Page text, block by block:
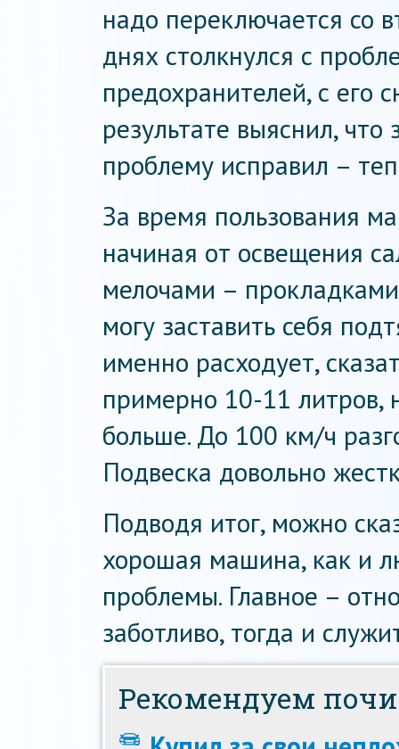
надо переключается со
днях столкнулся с
предохранителей, с его
результате выяснил,
проблему исправил –
За время пользования
начиная от освещения
мелочами –
могу заставить себя
именно расходует,
примерно 10-11 литров,
больше. До 100 км/ч
Подвеска довольно
Подводя итог, можно
хорошая машина, как и
проблемы. Главное –
заботливо, тогда и
Рекомендуем